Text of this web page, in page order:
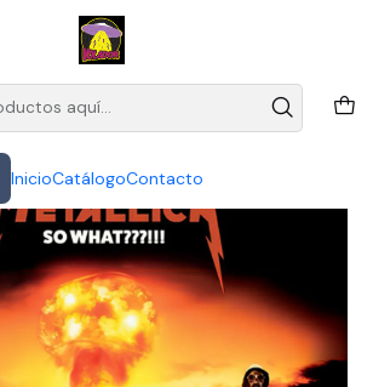
InicioCatálogoContacto
Este es el texto del slide